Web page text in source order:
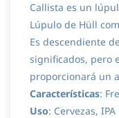
Callista es un
Lúpulo de Hüll
Es descendiente
significados, pero
proporcionará un
Características:
Uso: Cervezas, IPA